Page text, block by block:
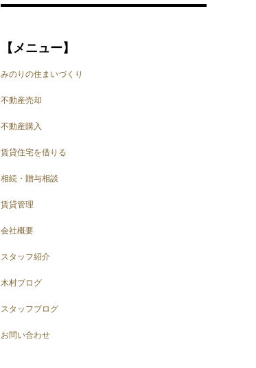
【メニュー】
みのりの住まいづくり
不動産売却
不動産購入
賃貸住宅を借りる
相続・贈与相談
賃貸管理
会社概要
スタッフ紹介
木村ブログ
スタッフブログ
お問い合わせ